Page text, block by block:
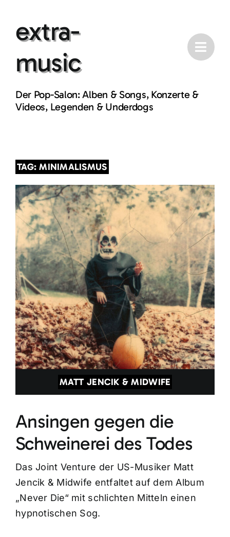
contentextra-
music
Der Pop-Salon: Alben & Songs, Konzerte &
Videos, Legenden & Underdogs
TAG: MINIMALISMUS
MATT JENCIK & MIDWIFE
Ansingen gegen die
Schweinerei des Todes
Das Joint Venture der US-Musiker Matt
Jencik & Midwife entfaltet auf dem Album
„Never Die“ mit schlichten Mitteln einen
hypnotischen Sog.